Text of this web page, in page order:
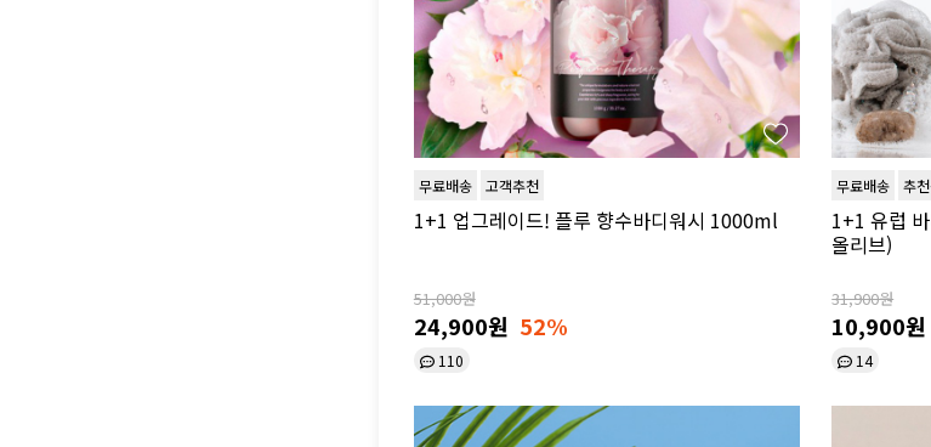
무료배송 고객추천
1+1 업그레이드! 플루 향수바디워시 1000ml
51,000원
24,900원 52%
110
무료배송 추
1+1 유럽
올리브)
31,900원
10,900원
14